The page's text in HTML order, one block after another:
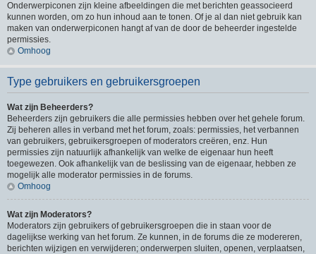
Onderwerpiconen zijn kleine afbeeldingen die met berichten geassocieerd
kunnen worden, om zo hun inhoud aan te tonen. Of je al dan niet gebruik kan
maken van onderwerpiconen hangt af van de door de beheerder ingestelde
permissies.
Omhoog
Type gebruikers en gebruikersgroepen
Wat zijn Beheerders?
Beheerders zijn gebruikers die alle permissies hebben over het gehele forum.
Zij beheren alles in verband met het forum, zoals: permissies, het verbannen
van gebruikers, gebruikersgroepen of moderators creëren, enz. Hun
permissies zijn natuurlijk afhankelijk van welke de eigenaar hun heeft
toegewezen. Ook afhankelijk van de beslissing van de eigenaar, hebben ze
mogelijk alle moderator permissies in de forums.
Omhoog
Wat zijn Moderators?
Moderators zijn gebruikers of gebruikersgroepen die in staan voor de
dagelijkse werking van het forum. Ze kunnen, in de forums die ze modereren,
berichten wijzigen en verwijderen; onderwerpen sluiten, openen, verplaatsen,